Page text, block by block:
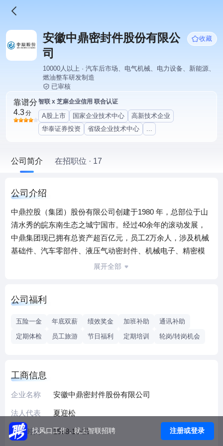
安徽中鼎密封件股份有限公
司
收藏
10000人以上 · 汽车后市场、电气机械、电力设备、新能源、
燃油整车研发制造
已审核
靠谱分
4.3分
智联 x 芝麻企业信用 联合认证
A股上市 国家企业技术中心
高新技术企业
华泰证券投资
省级企业技术中心 ...
公司简介 在招职位 · 17
公司介绍
中鼎控股（集团）股份有限公司创建于1980 年，总部位于山
清水秀的皖东南生态之城宁国市。经过40余年的滚动发展，
中鼎集团现已拥有总资产超百亿元，员工2万余人，涉及机械
基础件、汽车零部件、液压气动密封件、机械电子、精密模
具、汽车工具、发动机等产品领域的大型现代化跨国企业集
50强排行榜”(排名第13位，国内排名第1)，“中国汽车工业30
地外，还在国内北京、上海、天津等 20 余城市建立了生产基
KACO、WEGU、AMK、TFH 等全球非轮胎橡胶制 品多个细
分领域的顶尖企业，在非轮胎橡胶制品的“流体系统”“降噪减
技术领域牢固确立了全球领先地位。其中核心企业 —安徽中
鼎密封件股份有限公司（证券代码：000887）于 2006 年上
展开全部
公司福利
五险一金 年底双薪 绩效奖金 加班补助
通讯补助
定期体检
员工旅游 节日福利 定期培训 轮岗/转岗机会
工商信息
企业名称 安徽中鼎密封件股份有限公司
法人代表 夏迎松
成立时间 1998-10-23
找风口工作，就上智联招聘 注册或登录